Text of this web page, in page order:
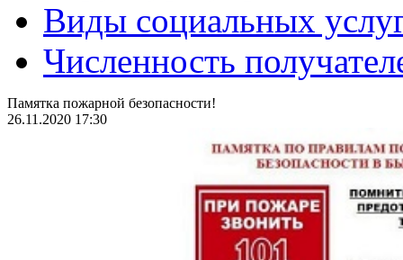
Виды социальных
Численность
Памятка пожарной безопасности!
26.11.2020 17:30